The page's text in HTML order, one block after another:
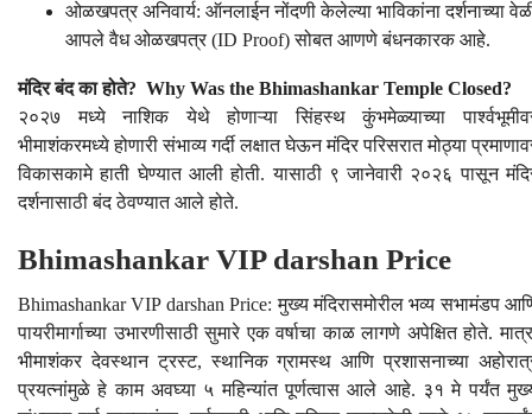
ओळखपत्र अनिवार्य: ऑनलाईन नोंदणी केलेल्या भाविकांना दर्शनाच्या
आपले वैध ओळखपत्र (ID Proof) सोबत आणणे बंधनकारक आहे.
मंदिर बंद का होते? Why Was the Bhimashankar Temple Closed?
२०२७ मध्ये नाशिक येथे होणाऱ्या सिंहस्थ कुंभमेळ्याच्या
भीमाशंकरमध्ये होणारी संभाव्य गर्दी लक्षात घेऊन मंदिर परिसरात मोठ्या
विकासकामे हाती घेण्यात आली होती. यासाठी ९ जानेवारी २०२६ पासून
दर्शनासाठी बंद ठेवण्यात आले होते.
Bhimashankar VIP darshan Price
Bhimashankar VIP darshan Price: मुख्य मंदिरासमोरील भव्य सभामंडप
पायरीमार्गाच्या उभारणीसाठी सुमारे एक वर्षाचा काळ लागणे अपेक्षित होते.
भीमाशंकर देवस्थान ट्रस्ट, स्थानिक ग्रामस्थ आणि प्रशासनाच्या
प्रयत्नांमुळे हे काम अवघ्या ५ महिन्यांत पूर्णत्वास आले आहे. ३१ मे पर्यंत